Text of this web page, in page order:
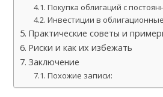
Покупка облигаций с
Инвестиции в
Практические советы и
Риски и как их избежать
Заключение
Похожие записи: